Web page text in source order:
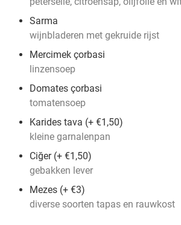
Sarma
wijnbladeren met gekruide rijst
Mercimek çorbasi
linzensoep
Domates çorbasi
tomatensoep
Karides tava (+ €1,50)
kleine garnalenpan
Ciğer (+ €1,50)
gebakken lever
Mezes (+ €3)
diverse soorten tapas en rauwkost